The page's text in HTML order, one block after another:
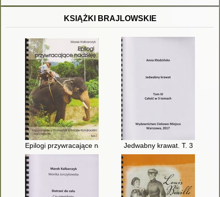
KSIĄŻKI BRAJLOWSKIE
Epilogi przywracające nadzieję : wspomnienie o profesorze
Jedwabny krawat. T. 3